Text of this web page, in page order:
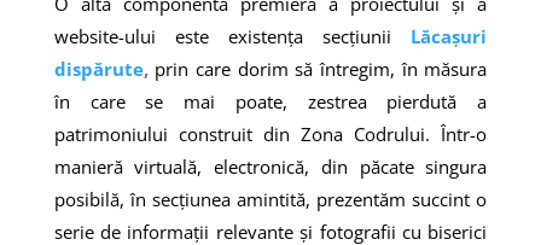
website-ului este existența secțiunii
Lăcașuri
dispărute, prin care dorim să întregim, în măsura
în care se mai poate, zestrea pierdută a
patrimoniului construit din Zona Codrului. Într-o
manieră virtuală, electronică, din păcate singura
posibilă, în secțiunea amintită, prezentăm succint o
serie de informații relevante și fotografii cu biserici